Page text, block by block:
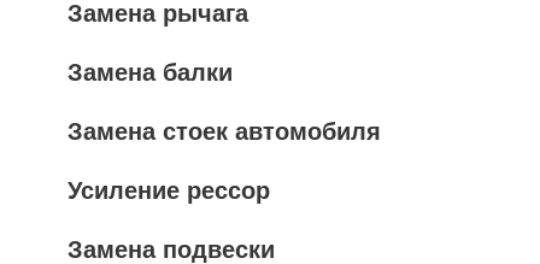
Замена рычага
Замена балки
Замена стоек автомобиля
Усиление рессор
Замена подвески